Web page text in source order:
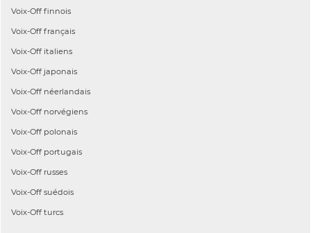
Voix-Off finnois
Voix-Off français
Voix-Off italiens
Voix-Off japonais
Voix-Off néerlandais
Voix-Off norvégiens
Voix-Off polonais
Voix-Off portugais
Voix-Off russes
Voix-Off suédois
Voix-Off turcs